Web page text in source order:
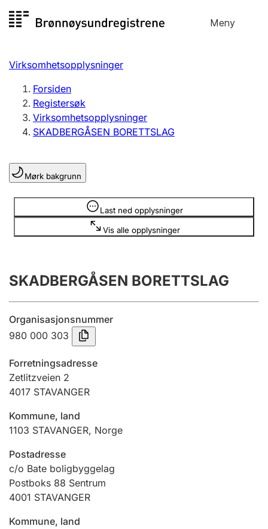
til
Meny
Registersøk
Aksjeselskap
Enkeltpersonforetak
Registrere, endre, slette
Lag og forening
Registrere, endre, slette
Innsending og forsinkelsesgebyr
Jeger
Ektepaktveileder
Offentlig sektor
Virksomhetsopplysninger
Forsiden
Registersøk
Virksomhetsopplysninger
SKADBERGÅSEN BORETTSLAG
Mørk bakgrunn
Last ned opplysninger
Vis alle opplysninger
Opplysninger er skjult
SKADBERGÅSEN BORETTSLAG
Organisasjonsnummer
980 000 303
Forretningsadresse
Zetlitzveien 2
4017 STAVANGER
Kommune, land
1103 STAVANGER, Norge
Postadresse
c/o Bate boligbyggelag
Postboks 88 Sentrum
4001 STAVANGER
Kommune, land